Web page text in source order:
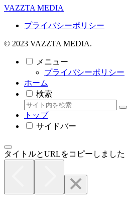
VAZZTA MEDIA
プライバシーポリシー
© 2023 VAZZTA MEDIA.
メニュー
プライバシーポリシー
ホーム
検索
トップ
サイドバー
タイトルとURLをコピーしました